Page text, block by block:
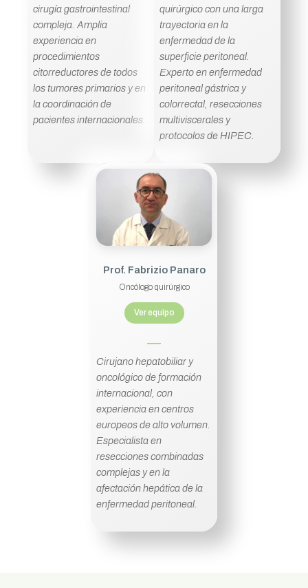
cirugía gastrointestinal
compleja. Amplia
experiencia en
procedimientos
citorreductores de todos
los tumores primarios y en
la coordinación de
pacientes internacionales.
quirúrgico con una larga
trayectoria en la
enfermedad de la
superficie peritoneal.
Experto en enfermedad
peritoneal gástrica y
colorrectal, resecciones
multiviscerales y
protocolos de HIPEC.
Prof. Fabrizio Panaro
Oncólogo quirúrgico
Ver equipo
Cirujano hepatobiliar y
oncológico de formación
internacional, con
experiencia en centros
europeos de alto volumen.
Especialista en
resecciones combinadas
complejas y en la
afectación hepática de la
enfermedad peritoneal.